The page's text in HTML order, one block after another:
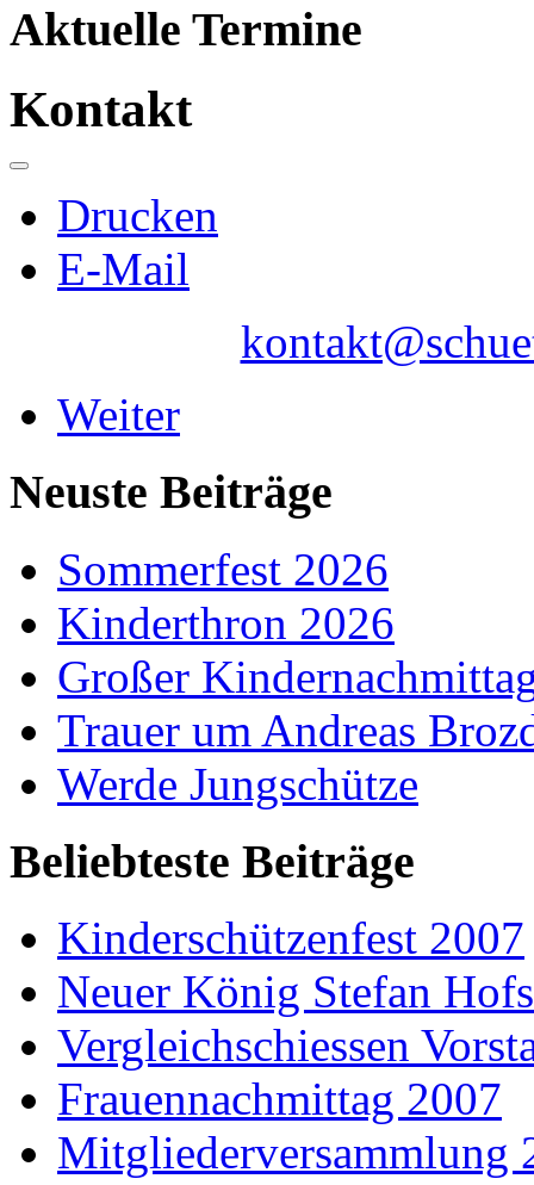
Aktuelle Termine
Kontakt
Drucken
E-Mail
Weiter
Neuste Beiträge
Sommerfest 2026
Kinderthron 2026
Großer
Trauer um Andreas
Werde Jungschütze
Beliebteste Beiträge
Kinderschützenfest 2007
Neuer König Stefan
Vergleichschiessen
Frauennachmittag 2007
Mitgliederversammlung